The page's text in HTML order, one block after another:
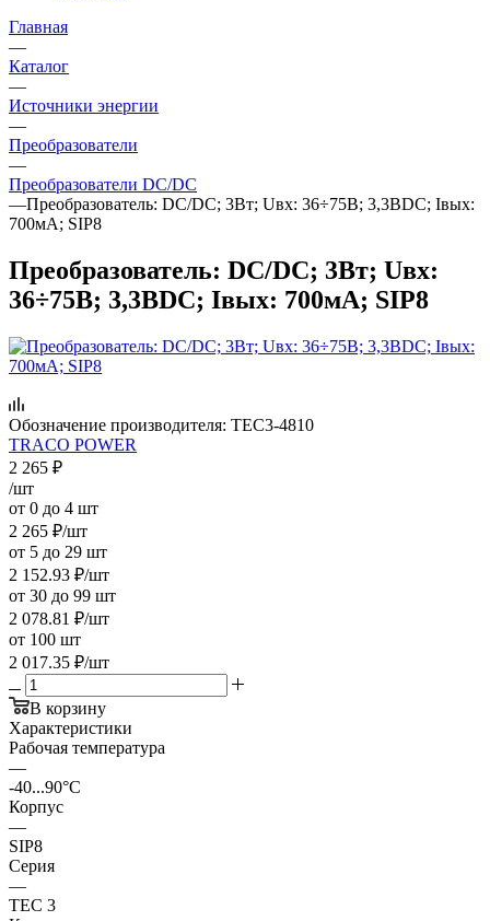
Главная
—
Каталог
—
Источники энергии
—
Преобразователи
—
Преобразователи DC/DC
—Преобразователь: DC/DC; 3Вт; Uвх: 36÷75В; 3,3ВDC; Iвых:
700мА; SIP8
Преобразователь: DC/DC; 3Вт; Uвх:
36÷75В; 3,3ВDC; Iвых: 700мА; SIP8
Обозначение производителя: TEC3-4810
TRACO POWER
2 265 ₽
/шт
от 0 до 4 шт
2 265 ₽/шт
от 5 до 29 шт
2 152.93 ₽/шт
от 30 до 99 шт
2 078.81 ₽/шт
от 100 шт
2 017.35 ₽/шт
В корзину
Характеристики
Рабочая температура
—
-40...90°C
Корпус
—
SIP8
Серия
—
TEC 3